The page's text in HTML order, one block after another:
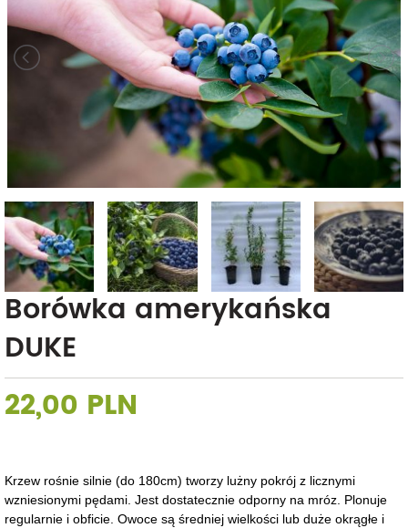
Borówka amerykańska
DUKE
22,00 PLN
Krzew rośnie silnie (do 180cm) tworzy lużny pokrój z licznymi
wzniesionymi pędami. Jest dostatecznie odporny na mróz. Plonuje
regularnie i obficie. Owoce są średniej wielkości lub duże okrągłe i